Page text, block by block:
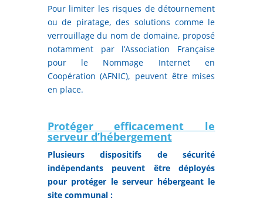
Pour limiter les risques de détournement
ou de piratage, des solutions comme le
verrouillage du nom de domaine, proposé
notamment par l’Association Française
pour le Nommage Internet en
Coopération (AFNIC), peuvent être mises
en place.
Protéger efficacement le
serveur d’hébergement
Plusieurs dispositifs de sécurité
indépendants peuvent être déployés
pour protéger le serveur hébergeant le
site communal :